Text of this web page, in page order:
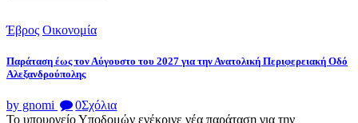
Έβρος Οικονομία
Παράταση έως τον Αύγουστο του 2027 για την Ανατολική Περιφερειακή Οδό
Αλεξανδρούπολης
by gnomi 0Σχόλια
Το υπουργείο Υποδομών ενέκρινε νέα παράταση για την